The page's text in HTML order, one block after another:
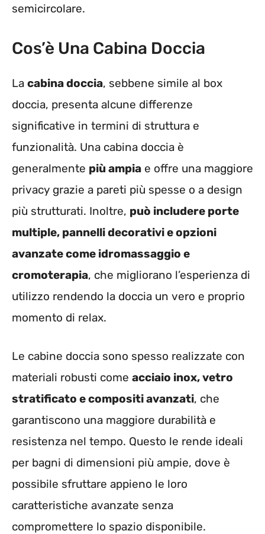
semicircolare.
Cos’è Una Cabina Doccia
La cabina doccia, sebbene simile al box
doccia, presenta alcune differenze
significative in termini di struttura e
funzionalità. Una cabina doccia è
generalmente più ampia e offre una maggiore
privacy grazie a pareti più spesse o a design
più strutturati. Inoltre, può includere porte
multiple, pannelli decorativi e opzioni
avanzate come idromassaggio e
cromoterapia, che migliorano l’esperienza di
utilizzo rendendo la doccia un vero e proprio
momento di relax.
Le cabine doccia sono spesso realizzate con
materiali robusti come acciaio inox, vetro
stratificato e compositi avanzati, che
garantiscono una maggiore durabilità e
resistenza nel tempo. Questo le rende ideali
per bagni di dimensioni più ampie, dove è
possibile sfruttare appieno le loro
caratteristiche avanzate senza
compromettere lo spazio disponibile.